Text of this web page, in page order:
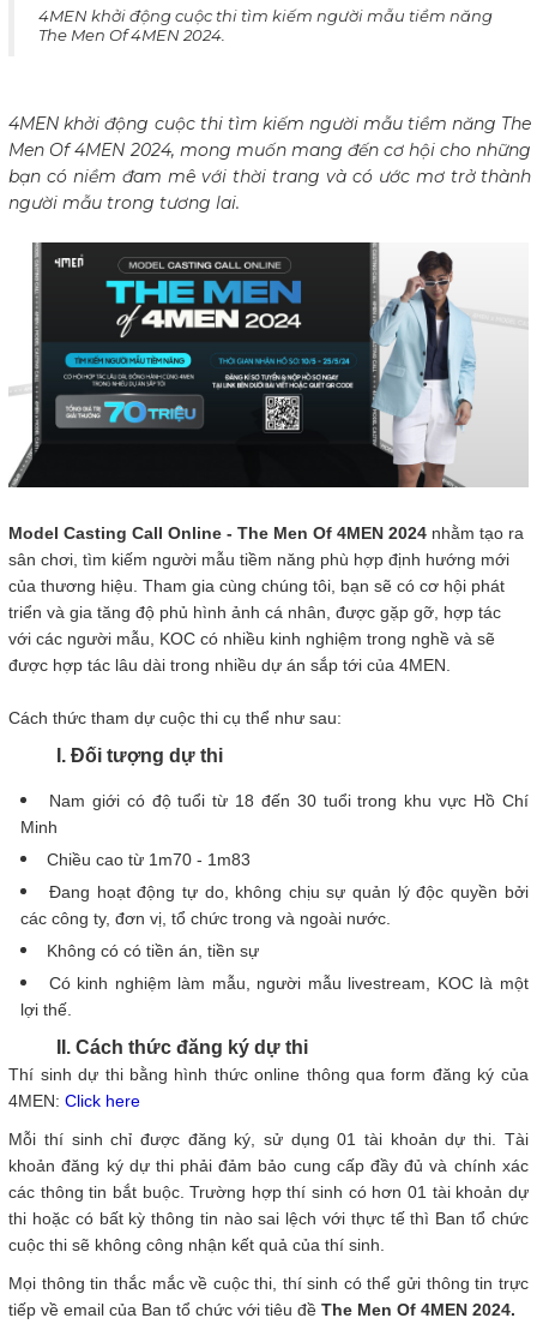
4MEN khởi động cuộc thi tìm kiếm người mẫu tiềm năng
The Men Of 4MEN 2024.
4MEN khởi động cuộc thi tìm kiếm người mẫu tiềm năng The
Men Of 4MEN 2024, mong muốn mang đến cơ hội cho những
bạn có niềm đam mê với thời trang và có ước mơ trở thành
người mẫu trong tương lai.
Model Casting Call Online - The Men Of 4MEN 2024 nhằm tạo ra
sân chơi, tìm kiếm người mẫu tiềm năng phù hợp định hướng mới
của thương hiệu. Tham gia cùng chúng tôi, bạn sẽ có cơ hội phát
triển và gia tăng độ phủ hình ảnh cá nhân, được gặp gỡ, hợp tác
với các người mẫu, KOC có nhiều kinh nghiệm trong nghề và sẽ
được hợp tác lâu dài trong nhiều dự án sắp tới của 4MEN.
Cách thức tham dự cuộc thi cụ thể như sau:
I. Đối tượng dự thi
Nam giới có độ tuổi từ 18 đến 30 tuổi trong khu vực Hồ Chí
Minh
Chiều cao từ 1m70 - 1m83
Đang hoạt động tự do, không chịu sự quản lý độc quyền bởi
các công ty, đơn vị, tổ chức trong và ngoài nước.
Không có có tiền án, tiền sự
Có kinh nghiệm làm mẫu, người mẫu livestream, KOC là một
lợi thế.
II.Cách thức đăng ký dự thi
Thí sinh dự thi bằng hình thức online thông qua form đăng ký của
4MEN:Click here
Mỗi thí sinh chỉ được đăng ký, sử dụng 01 tài khoản dự thi. Tài
khoản đăng ký dự thi phải đảm bảo cung cấp đầy đủ và chính xác
các thông tin bắt buộc.Trường hợp thí sinh có hơn 01 tài khoản dự
thi hoặc có bất kỳ thông tin nào sai lệch với thực tế thì Ban tổ chức
cuộc thi sẽ không công nhận kết quả của thí sinh.
Mọi thông tin thắc mắc về cuộc thi, thí sinh có thể gửi thông tin trực
tiếp về email của Ban tổ chức với tiêu đềThe Men Of 4MEN 2024.